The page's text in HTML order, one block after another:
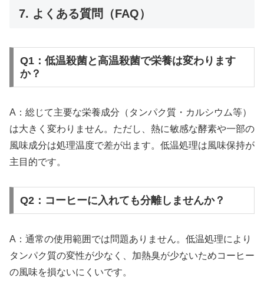
7. よくある質問（FAQ）
Q1：低温殺菌と高温殺菌で栄養は変わります
か？
A：総じて主要な栄養成分（タンパク質・カルシウム等）
は大きく変わりません。ただし、熱に敏感な酵素や一部の
風味成分は処理温度で差が出ます。低温処理は風味保持が
主目的です。
Q2：コーヒーに入れても分離しませんか？
A：通常の使用範囲では問題ありません。低温処理により
タンパク質の変性が少なく、加熱臭が少ないためコーヒー
の風味を損ないにくいです。